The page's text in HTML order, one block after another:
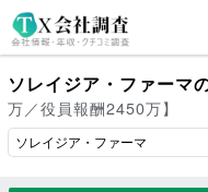
ソレイジア・ファーマ
万／役員報酬2450万】